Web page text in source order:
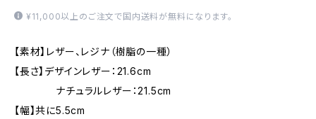
¥11,000以上のご注文で国内送料が無料になります。
【素材】レザー、レジナ（樹脂の一種）
【長さ】デザインレザー：21.6cm
ナチュラルレザー：21.5cm
【幅】共に5.5cm